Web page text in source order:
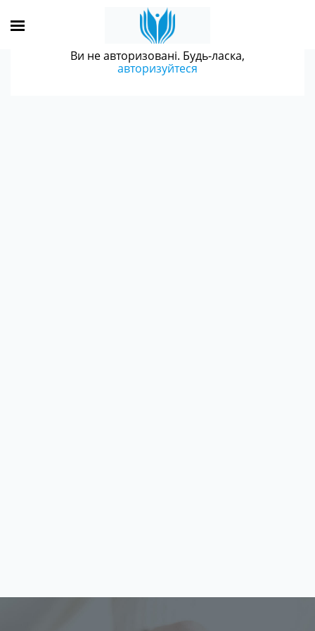
Ви не авторизовані. Будь-ласка,
авторизуйтеся